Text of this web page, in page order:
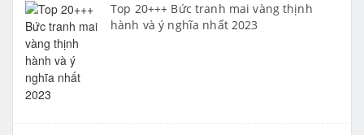
Top 20+++ Bức tranh mai vàng thịnh
hành và ý nghĩa nhất 2023